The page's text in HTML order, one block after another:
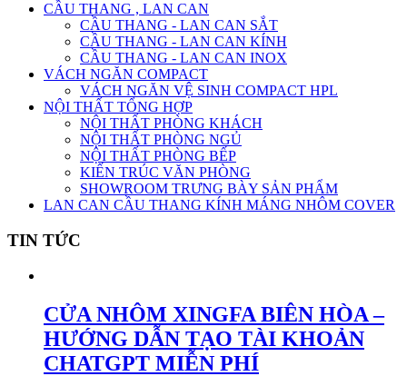
CẦU THANG , LAN CAN
CẦU THANG - LAN CAN SẮT
CẦU THANG - LAN CAN KÍNH
CẦU THANG - LAN CAN INOX
VÁCH NGĂN COMPACT
VÁCH NGĂN VỆ SINH COMPACT HPL
NỘI THẤT TỔNG HỢP
NỘI THẤT PHÒNG KHÁCH
NỘI THẤT PHÒNG NGỦ
NỘI THẤT PHÒNG BẾP
KIẾN TRÚC VĂN PHÒNG
SHOWROOM TRƯNG BÀY SẢN PHẨM
LAN CAN CẦU THANG KÍNH MÁNG NHÔM COVER
TIN TỨC
CỬA NHÔM XINGFA BIÊN HÒA –
HƯỚNG DẪN TẠO TÀI KHOẢN
CHATGPT MIỄN PHÍ